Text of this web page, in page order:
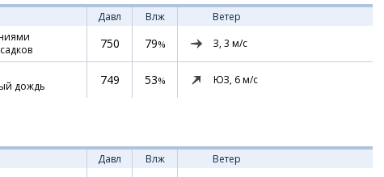
Давл Влж
Ветер
750 79% З, 3 м/с
дождь
749 53% ЮЗ, 6м/с
Давл Влж
Ветер